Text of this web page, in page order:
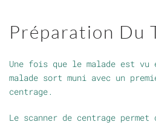
Préparation Du
Une fois que le malade est
malade sort muni avec un
centrage.
Le scanner de centrage